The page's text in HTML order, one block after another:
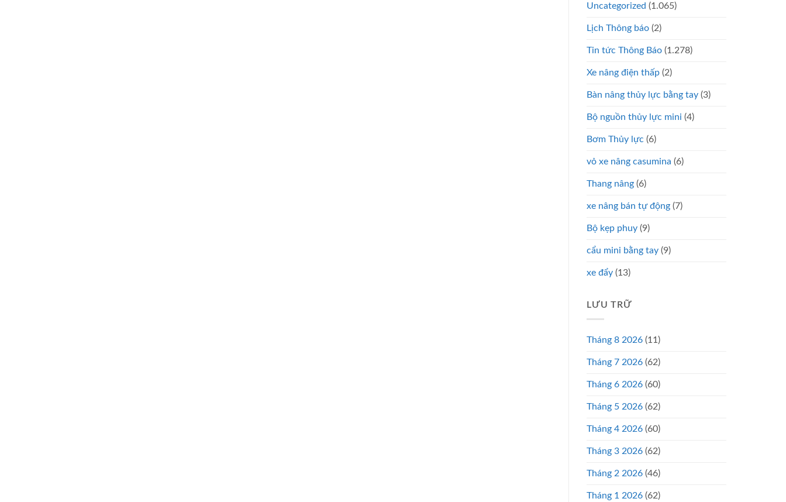
Uncategorized (1.065)
Lịch Thông báo (2)
Tin tức Thông Báo (1.278)
Xe nâng điện thấp (2)
Bàn nâng thủy lực bằng tay (3)
Bộ nguồn thủy lực mini (4)
Bơm Thủy lực (6)
vỏ xe nâng casumina (6)
Thang nâng (6)
xe nâng bán tự động (7)
Bộ kẹp phuy (9)
cẩu mini bằng tay (9)
xe đẩy (13)
LƯU TRỮ
Tháng 8 2026 (11)
Tháng 7 2026 (62)
Tháng 6 2026 (60)
Tháng 5 2026 (62)
Tháng 4 2026 (60)
Tháng 3 2026 (62)
Tháng 2 2026 (46)
Tháng 1 2026 (62)